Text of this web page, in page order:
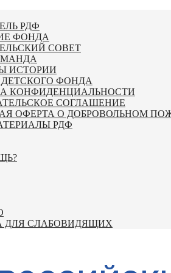
РДФ
ФОНДА
СОВЕТ
ИСТОРИИ
ФОНДА
КОНФИДЕНЦИАЛЬНОСТИ
СОГЛАШЕНИЕ
ОФЕРТА О ДОБРОВОЛЬНОМ
РДФ
ДЛЯ СЛАБОВИДЯЩИХ